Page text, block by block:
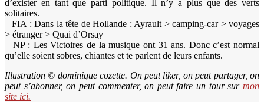
d’exister en tant que parti politique. Il n’y a plus que des verts
solitaires.
– FIA : Dans la tête de Hollande : Ayrault > camping-car > voyages
> étranger > Quai d’Orsay
– NP : Les Victoires de la musique ont 31 ans. Donc c’est normal
qu’elle soient sobres, chiantes et te parlent de leurs enfants.
Illustration © dominique cozette. On peut liker, on peut partager, on
peut s’abonner, on peut commenter, on peut faire un tour sur mon
site ici.